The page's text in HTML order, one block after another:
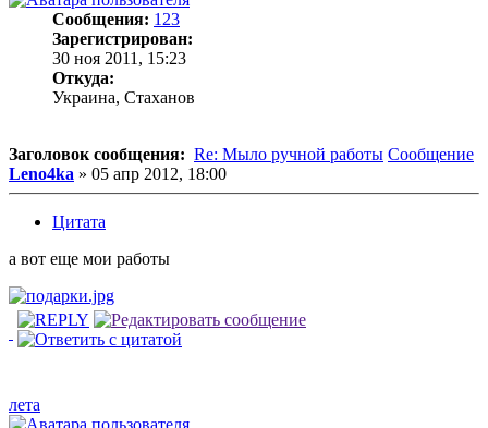
Сообщения: 123
Зарегистрирован:
30 ноя 2011, 15:23
Откуда:
Украина, Стаханов
Заголовок сообщения: Re: Мыло ручной работы Сообщение
Leno4ka » 05 апр 2012, 18:00
Цитата
а вот еще мои работы
лета